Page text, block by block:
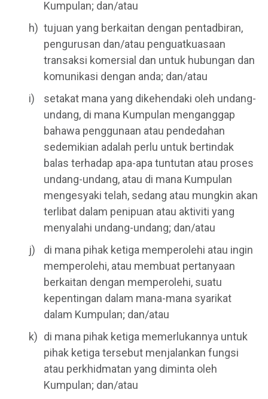
Kumpulan; dan/atau
tujuan yang berkaitan dengan pentadbiran,
pengurusan dan/atau penguatkuasaan
transaksi komersial dan untuk hubungan dan
komunikasi dengan anda; dan/atau
setakat mana yang dikehendaki oleh undang-
undang, di mana Kumpulan menganggap
bahawa penggunaan atau pendedahan
sedemikian adalah perlu untuk bertindak
balas terhadap apa-apa tuntutan atau proses
undang-undang, atau di mana Kumpulan
mengesyaki telah, sedang atau mungkin akan
terlibat dalam penipuan atau aktiviti yang
menyalahi undang-undang; dan/atau
di mana pihak ketiga memperolehi atau ingin
memperolehi, atau membuat pertanyaan
berkaitan dengan memperolehi, suatu
kepentingan dalam mana-mana syarikat
dalam Kumpulan; dan/atau
di mana pihak ketiga memerlukannya untuk
pihak ketiga tersebut menjalankan fungsi
atau perkhidmatan yang diminta oleh
Kumpulan; dan/atau